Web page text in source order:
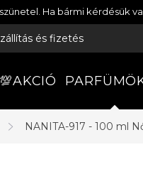
Ha bármi kérdésük
és fizetés
💯AKCIÓ
NANITA-917 - 100 ml